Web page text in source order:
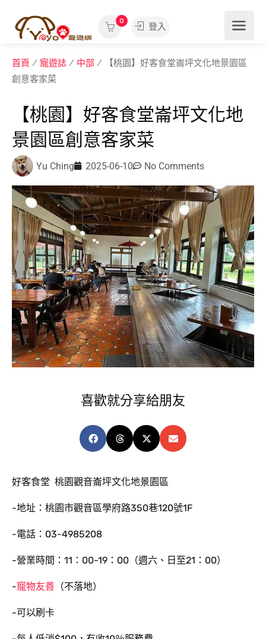
0
登入
首頁 / 寵遊誌 / 中部 / 【桃園】好客食堂崙坪文化地景園區
創意客家菜
【桃園】好客食堂崙坪文化地
景園區創意客家菜
Yu Ching 2025-06-10 No Comments
喜歡就分享給朋友
好客食堂 桃園觀音崙坪文化地景園區
-地址：桃園市觀音區學府路350巷120號1F
-電話：03-4985208
-營業時間：11：00-19：00（週六、日至21：00）
-寵物友善 （不落地）
-可以刷卡